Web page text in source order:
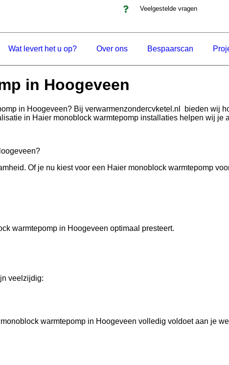
Veelgestelde vragen
Wat levert het u op? Over ons Bespaarscan
in Hoogeveen
in Hoogeveen? Bij verwarmenzondercvketel.nl bieden wij
in Haier monoblock warmtepomp installaties helpen wij je
Of je nu kiest voor een Haier monoblock warmtepomp
warmtepomp in Hoogeveen optimaal presteert.
veelzijdig:
warmtepomp in Hoogeveen volledig voldoet aan je